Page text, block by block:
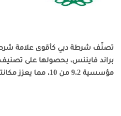
تصنّف شرطة دبي كأقوى علامة
مؤسسية 9.2 من 10، مما يعزز مكانتها العالمية.